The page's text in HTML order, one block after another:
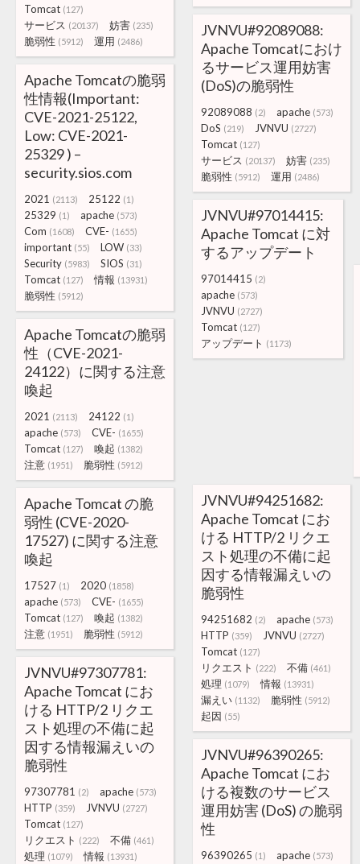
Tomcat (127)
サービス (20137) 妨害 (235)
脆弱性 (5912) 運用 (2486)
JVNVU#92089088:
Apache Tomcatにおけ
るサービス運用妨害
(DoS)の脆弱性
92089088 (2) apache (573)
DoS (219) JVNVU (2727)
Tomcat (127)
サービス (20137) 妨害 (235)
脆弱性 (5912) 運用 (2486)
Apache Tomcatの脆弱
性情報(Important:
CVE-2021-25122,
Low: CVE-2021-
25329 ) –
security.sios.com
2021 (2113) 25122 (1)
25329 (1) apache (573)
Com (1608) CVE- (1655)
important (55) LOW (33)
Security (5983) SIOS (31)
Tomcat (127) 情報 (13931)
脆弱性 (5912)
JVNVU#97014415:
Apache Tomcat に対
するアップデート
97014415 (2)
apache (573)
JVNVU (2727)
Tomcat (127)
アップデート (1173)
Apache Tomcatの脆弱
性（CVE-2021-
24122）に関する注意
喚起
2021 (2113) 24122 (1)
apache (573) CVE- (1655)
Tomcat (127) 喚起 (1382)
注意 (1951) 脆弱性 (5912)
JVNVU#94251682:
Apache Tomcat にお
ける HTTP/2 リクエ
スト処理の不備に起
因する情報漏えいの
脆弱性
94251682 (2) apache (573)
HTTP (359) JVNVU (2727)
Tomcat (127)
リクエスト (222) 不備 (461)
処理 (1079) 情報 (13931)
漏えい (1132) 脆弱性 (5912)
起因 (55)
Apache Tomcat の脆
弱性 (CVE-2020-
17527) に関する注意
喚起
17527 (1) 2020 (1858)
apache (573) CVE- (1655)
Tomcat (127) 喚起 (1382)
注意 (1951) 脆弱性 (5912)
JVNVU#97307781:
Apache Tomcat にお
ける HTTP/2 リクエ
スト処理の不備に起
因する情報漏えいの
脆弱性
97307781 (2) apache (573)
HTTP (359) JVNVU (2727)
Tomcat (127)
リクエスト (222) 不備 (461)
処理 (1079) 情報 (13931)
JVNVU#96390265:
Apache Tomcat にお
ける複数のサービス
運用妨害 (DoS) の脆弱
性
96390265 (1) apache (573)